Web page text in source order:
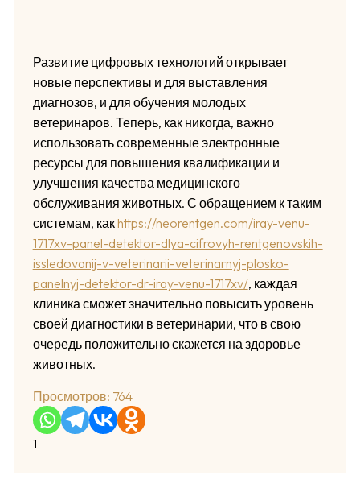
Развитие цифровых технологий открывает
новые перспективы и для выставления
диагнозов, и для обучения молодых
ветеринаров. Теперь, как никогда, важно
использовать современные электронные
ресурсы для повышения квалификации и
улучшения качества медицинского
обслуживания животных. С обращением к таким
системам, какhttps://neorentgen.com/iray-venu-
1717xv-panel-detektor-dlya-cifrovyh-rentgenovskih-
issledovanij-v-veterinarii-veterinarnyj-plosko-
panelnyj-detektor-dr-iray-venu-1717xv/, каждая
клиника сможет значительно повысить уровень
своей диагностики в ветеринарии, что в свою
очередь положительно скажется на здоровье
животных.
Просмотров: 764
1